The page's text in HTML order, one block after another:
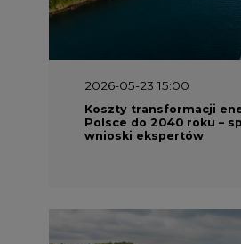
2026-05-23 15:00
Koszty transformacji
Polsce do 2040 roku –
wnioski ekspertów